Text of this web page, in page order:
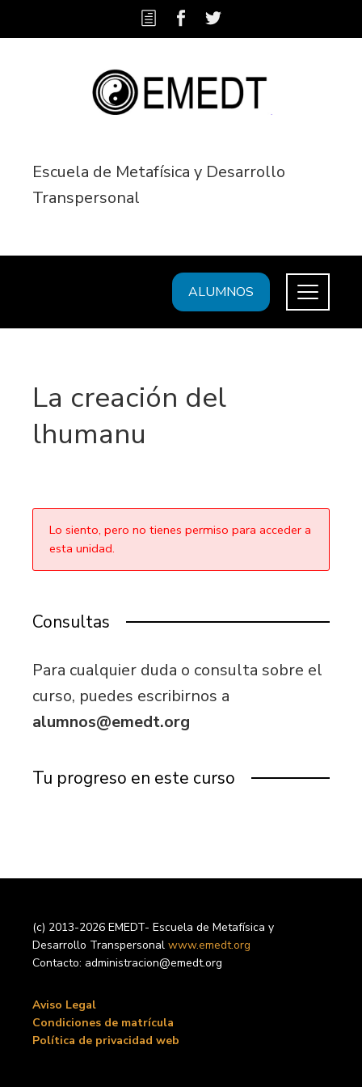
Escuela de Metafísica y Desarrollo
Transpersonal
ALUMNOS
La creación del
lhumanu
Lo siento, pero no tienes permiso para acceder a
esta unidad.
Consultas
Para cualquier duda o consulta sobre el
curso, puedes escribirnos a
alumnos@emedt.org
Tu progreso en este curso
(c) 2013-2026 EMEDT- Escuela de Metafísica y
Desarrollo Transpersonal www.emedt.org
Contacto: administracion@emedt.org
Aviso Legal
Condiciones de matrícula
Política de privacidad web